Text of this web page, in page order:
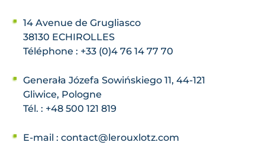
14 Avenue de Grugliasco
38130 ECHIROLLES
Téléphone : +33 (0)4 76 14 77 70
Generała Józefa Sowińskiego 11, 44-121
Gliwice, Pologne
Tél. : +48 500 121 819
E-mail : contact@lerouxlotz.com